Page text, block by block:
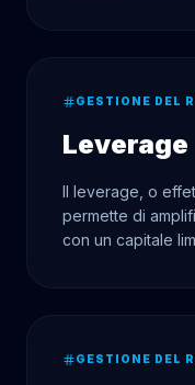
GESTIONE DEL
Leverage
Il leverage, o
permette di
con un capitale
GESTIONE DEL